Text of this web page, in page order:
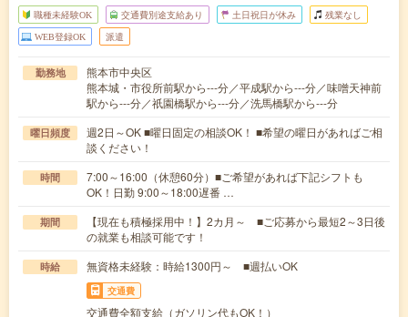
職種未経験OK 交通費別途支給あり 土日祝日が休み 残業なし
WEB登録OK 派遣
勤務地
熊本市中央区
熊本城・市役所前駅から---分／平成駅から---分／味噌天神前
駅から---分／祇園橋駅から---分／洗馬橋駅から---分
曜日頻度
週2日～OK ■曜日固定の相談OK！ ■希望の曜日があればご相
談ください！
時間
7:00～16:00（休憩60分）■ご希望があれば下記シフトも
OK！日勤 9:00～18:00遅番 …
期間
【現在も積極採用中！】2カ月～ ■ご応募から最短2～3日後
の就業も相談可能です！
時給 無資格未経験：時給1300円～ ■週払いOK
交通費
交通費全額支給（ガソリン代もOK！）